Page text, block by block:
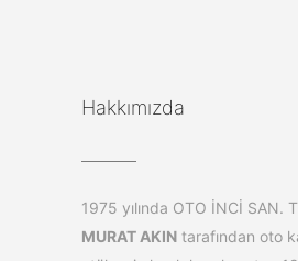
Hakkımızda
1975 yılında OTO İNCİ SAN.
MURAT AKIN tarafından oto